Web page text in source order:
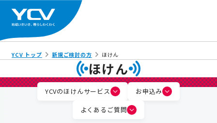
YCV トップ 新規ご検討の方 ほけん
ほけん
YCVのほけんサービス
お申込み
よくあるご質問